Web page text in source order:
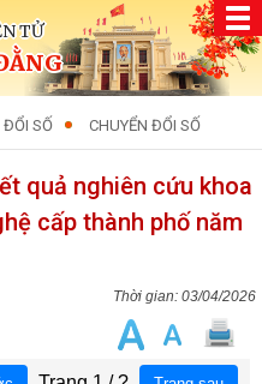
TỬ
ĐỔI SỐ CHUYỂN ĐỔI SỐ
quả nghiên cứu khoa
cấp thành phố năm
03/04/2026